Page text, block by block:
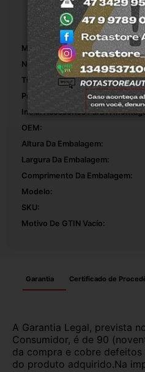
Marca:
Número De Peça:
Tipo De Veículo:
Posição:
Inclui Acessórios Para A
OEM:
Altura Da Embalagem:
Largura Da Embalagem:
Comprimento Da Embalagem:
Modelo:
SKU:
Motivo De GTIN Vacío:
Garantia Certificado de
A Garantia Legal, prevista
Consumidor, é de 90
da compra e cobre
do produto adquirido.Na